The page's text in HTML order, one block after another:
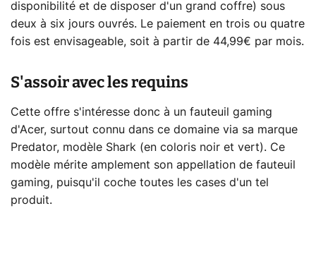
disponibilité et de disposer d'un grand coffre) sous
deux à six jours ouvrés. Le paiement en trois ou quatre
fois est envisageable, soit à partir de 44,99€ par mois.
S'assoir avec les requins
Cette offre s'intéresse donc à un fauteuil gaming
d'Acer, surtout connu dans ce domaine via sa marque
Predator, modèle Shark (en coloris noir et vert). Ce
modèle mérite amplement son appellation de fauteuil
gaming, puisqu'il coche toutes les cases d'un tel
produit.